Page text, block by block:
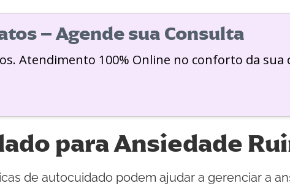
– Agende sua Consulta
Atendimento 100% Online no conforto da sua
para Ansiedade
de autocuidado podem ajudar a gerenciar a